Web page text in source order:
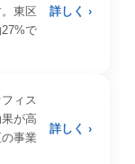
東区
で
詳しく ›
ィス
が高
事業
詳しく ›